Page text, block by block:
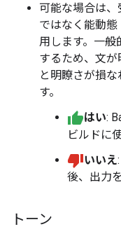
可能な場合は、
ではなく能動
用します。一
するため、文
と明瞭さが損
す。
はい:
ビルドに
いいえ
後、出力
トーン